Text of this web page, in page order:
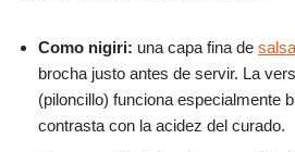
Como nigiri: una capa fina de
brocha justo antes de servir. La
(piloncillo) funciona especialmente
contrasta con la acidez del curado.